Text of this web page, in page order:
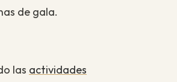
de gala.
las actividades